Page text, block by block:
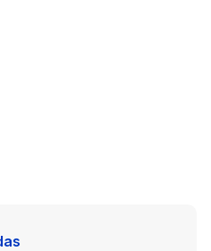
sobre financiamento,